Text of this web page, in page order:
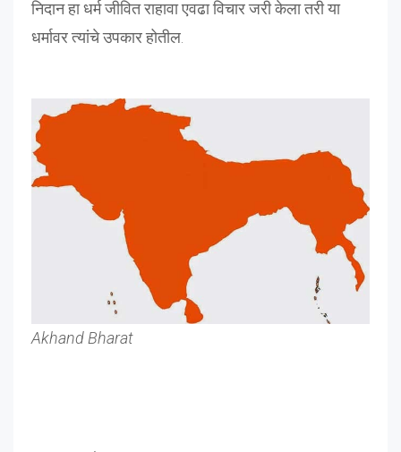
निदान हा धर्म जीवित राहावा एवढा विचार जरी केला तरी या
धर्मावर त्यांचे उपकार होतील.
Akhand Bharat